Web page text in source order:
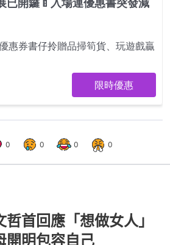
0 0 0 0
首回應「想做女人」
明包容自己